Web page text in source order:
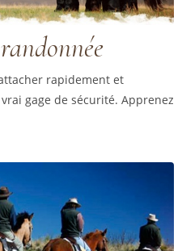
rapidement et
gage de sécurité. Apprenez